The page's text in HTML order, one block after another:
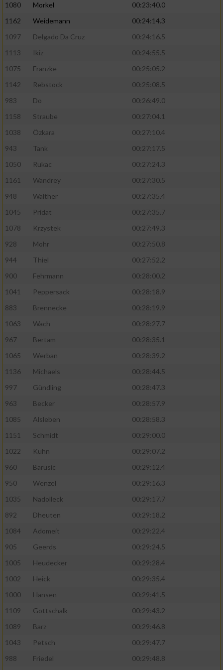
1080
Morkel
00:23:40.0
1162
Weidemann
00:24:14.3
1097
Delgado Da Cruz
00:24:16.5
1113
Ikiz
00:24:55.5
1075
Franzke
00:25:05.2
1142
Rebstock
00:25:08.5
983
Do
00:26:49.0
1158
Straube
00:27:04.1
1038
Özkara
00:27:10.4
943
Tank
00:27:17.5
1050
Rukac
00:27:24.3
1161
Wandrey
00:27:30.5
948
Walther
00:27:35.4
1045
Pridat
00:27:35.7
1078
Krzystek
00:27:49.3
928
Mohr
00:27:50.8
944
Thiel
00:27:52.2
900
Fehrmann
00:28:00.2
1041
Peppersack
00:28:18.9
883
Brennecke
00:28:19.9
1063
Wach
00:28:27.7
967
Bertam
00:28:35.1
1065
Werban
00:28:39.2
1136
Michaels
00:28:44.5
997
Gündling
00:28:47.3
963
Becker
00:28:57.9
1085
Alsleben
00:28:58.3
1151
Schmidt
00:29:00.0
1022
Kuhn
00:29:07.2
960
Barusic
00:29:12.4
950
Wenzel
00:29:16.3
1035
Nadolleck
00:29:17.7
892
Dheuten
00:29:18.2
1084
Adomeit
00:29:22.4
905
Geerds
00:29:24.5
1005
Heudecker
00:29:28.4
1002
Heick
00:29:35.4
1000
Hansen
00:29:41.5
1109
Gottschalk
00:29:43.2
1089
Barz
00:29:46.8
1043
Petsch
00:29:47.7
988
Friedel 00:29:48.8